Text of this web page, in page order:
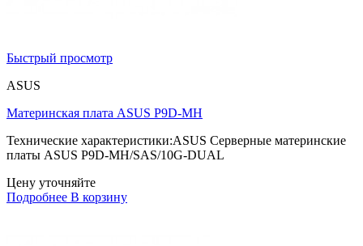
Быстрый просмотр
ASUS
Материнская плата ASUS P9D-MH
Технические характеристики:ASUS Серверные материнские
платы ASUS P9D-MH/SAS/10G-DUAL
Цену уточняйте
Подробнее В корзину